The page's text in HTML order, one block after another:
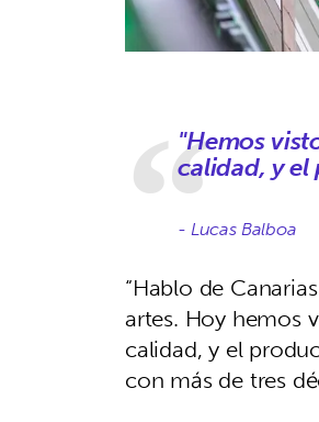
"Hemos
calidad, y el
- Lucas Balboa
“Hablo de
artes. Hoy hemos
calidad, y el
con más de tres